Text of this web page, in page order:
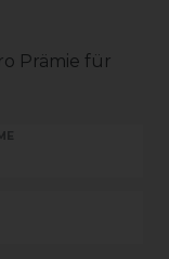
Prämie für